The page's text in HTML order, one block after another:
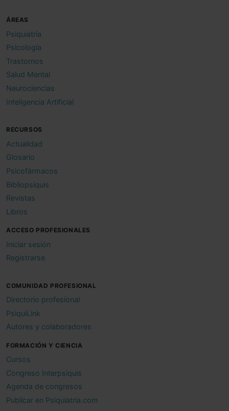
ÁREAS
Psiquiatría
Psicología
Trastornos
Salud Mental
Neurociencias
Inteligencia Artificial
RECURSOS
Actualidad
Glosario
Psicofármacos
Bibliopsiquis
Revistas
Libros
ACCESO PROFESIONALES
Iniciar sesión
Registrarse
COMUNIDAD PROFESIONAL
Directorio profesional
PsiquiLink
Autores y colaboradores
FORMACIÓN Y CIENCIA
Cursos
Congreso Interpsiquis
Agenda de congresos
Publicar en Psiquiatria.com